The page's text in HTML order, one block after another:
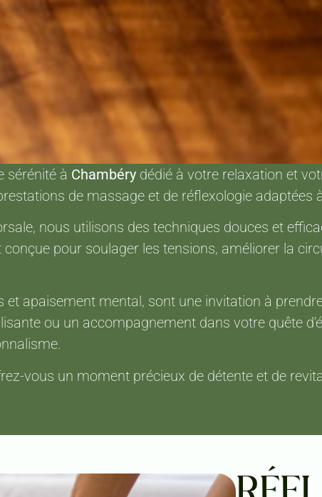
sérénité à Chambérydédié à votre relaxation et
de massage et de réflexologie adaptées
nous utilisons des techniques douces et
pour soulager les tensions, améliorer la
apaisement mental, sont une invitation à
ou un accompagnement dans votre quête
vous un moment précieux de détente et de